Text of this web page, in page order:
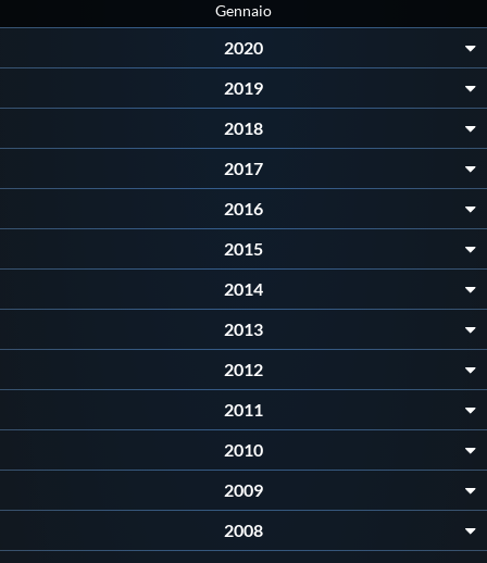
Area Legislativa
Sostenibilità
Archivio News
Gennaio
2020
2019
2018
2017
2016
2015
2014
2013
2012
2011
2010
2009
2008